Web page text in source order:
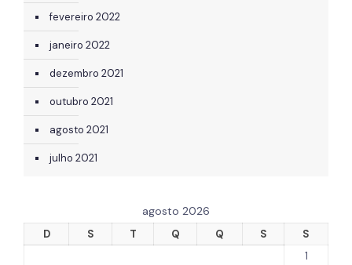
fevereiro 2022
janeiro 2022
dezembro 2021
outubro 2021
agosto 2021
julho 2021
agosto 2026
D S T Q Q S
S
1